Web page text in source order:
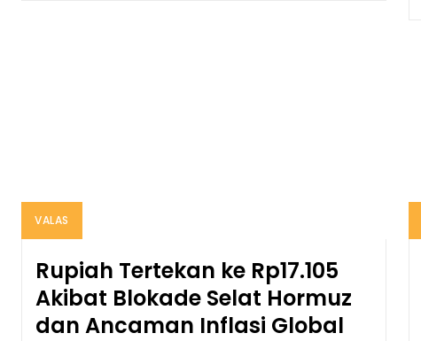
VALAS
Rupiah Tertekan ke Rp17.105
Akibat Blokade Selat Hormuz
dan Ancaman Inflasi Global